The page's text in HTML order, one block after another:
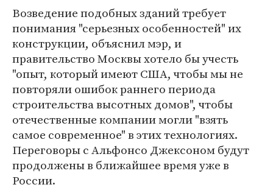
Возведение подобных зданий требует
понимания "серьезных особенностей" их
конструкции, объяснил мэр, и
правительство Москвы хотело бы учесть
"опыт, который имеют США, чтобы мы не
повторяли ошибок раннего периода
строительства высотных домов", чтобы
отечественные компании могли "взять
самое современное" в этих технологиях.
Переговоры с Альфонсо Джексоном будут
продолжены в ближайшее время уже в
России.